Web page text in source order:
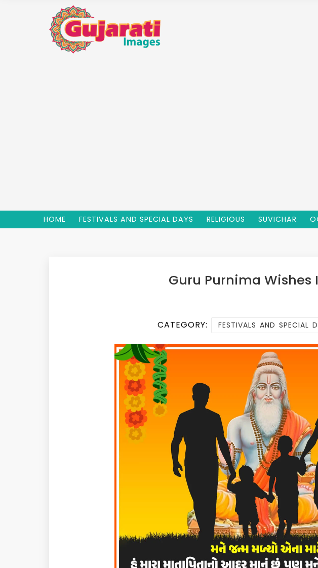
HOME FESTIVALS AND SPECIAL DAYS RELIGIOUS SUVICHAR
Guru Purnima Wishes
CATEGORY: FESTIVALS AND SPECIAL